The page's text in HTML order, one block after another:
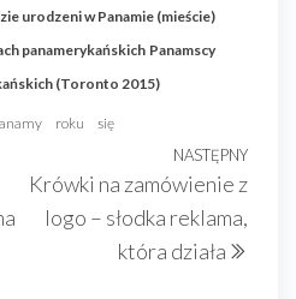
urodzeni w Panamie (mieście)
panamerykańskich Panamscy
(Toronto 2015)
roku się
wpis
NASTĘPNY
Krówki na zamówienie z
logo – słodka reklama,
która działa